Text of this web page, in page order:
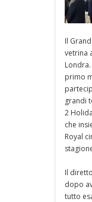
Il
vetrina
primo
grandi
2
che
Royal
Il
dopo
tutto